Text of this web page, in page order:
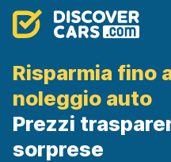
Risparmia fino
noleggio auto
Prezzi
sorprese